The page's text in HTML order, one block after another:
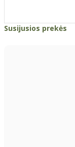
Susijusios prekės